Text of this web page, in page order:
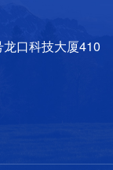
口科技大厦410